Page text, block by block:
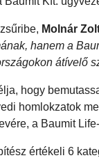
Molnár
hanem a
átívelő
hogy
homlokzatok
a Baumit
értékeli 6